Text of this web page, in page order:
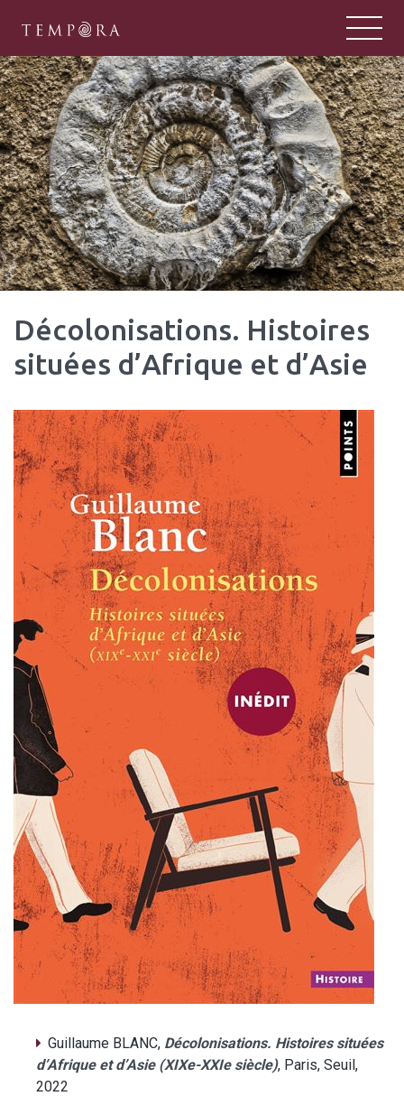
TEMPORA
Tempora : un pôle majeur de la
Décolonisations. Histoires
situées d’Afrique et d’Asie
Guillaume BLANC, Décolonisations. Histoires situées
d’Afrique et d’Asie (XIXe-XXIe siècle), Paris, Seuil,
2022